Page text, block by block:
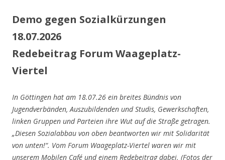
Demo gegen Sozialkürzungen
18.07.2026
Redebeitrag Forum Waageplatz-
Viertel
In Göttingen hat am 18.07.26 ein breites Bündnis von
Jugendverbänden, Auszubildenden und Studis, Gewerkschaften,
linken Gruppen und Parteien ihre Wut auf die Straße getragen.
„Diesen Sozialabbau von oben beantworten wir mit Solidarität
von unten!“. Vom Forum Waageplatz-Viertel waren wir mit
unserem Mobilen Café und einem Redebeitrag dabei. (Fotos der